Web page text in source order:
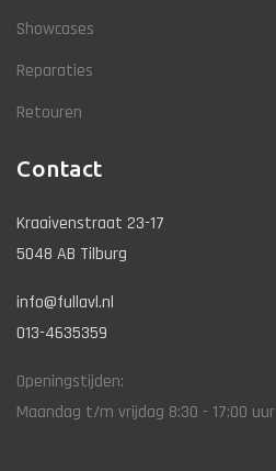
Showcases
Reparaties
Retouren
Contact
Kraaivenstraat 23-17
5048 AB Tilburg
info@fullavl.nl
013-4635359
Openingstijden:
Maandag t/m vrijdag 8:30 - 17:00 uur